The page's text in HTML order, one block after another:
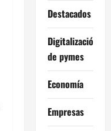
Destacados
Digitalización
de pymes
Economía
Empresas